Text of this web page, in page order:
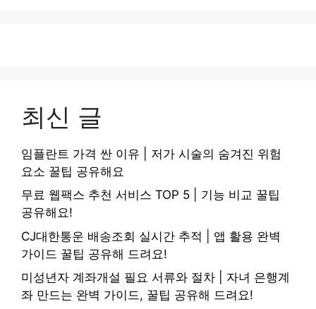
최신 글
임플란트 가격 싼 이유 | 저가 시술의 숨겨진 위험
요소 꿀팁 공유해요
무료 웹팩스 추천 서비스 TOP 5 | 기능 비교 꿀팁
공유해요!
CJ대한통운 배송조회 실시간 추적 | 앱 활용 완벽
가이드 꿀팁 공유해 드려요!
미성년자 계좌개설 필요 서류와 절차 | 자녀 은행계
좌 만드는 완벽 가이드, 꿀팁 공유해 드려요!